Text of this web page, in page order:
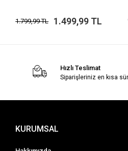
1.799,99 TL 1.499,99 TL
Hızlı Teslimat
Siparişleriniz en kısa
KURUMSAL